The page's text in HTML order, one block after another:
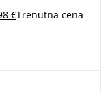
€Trenutna cena